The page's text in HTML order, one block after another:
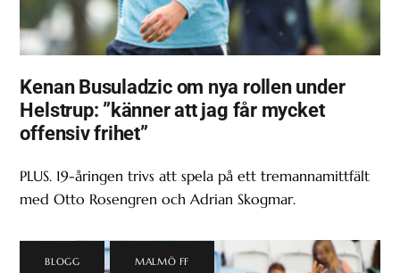
Kenan Busuladzic om nya rollen under
Helstrup: ”känner att jag får mycket
offensiv frihet”
PLUS. 19-åringen trivs att spela på ett tremannamittfält
med Otto Rosengren och Adrian Skogmar.
BLOGG MALMÖ FF